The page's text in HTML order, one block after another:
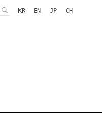
KR EN JP CH